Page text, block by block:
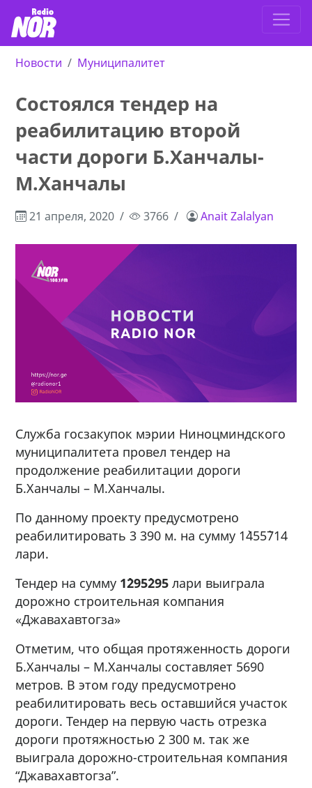
Новости Муниципалитет
Состоялся тендер на
реабилитацию второй
части дороги Б.Ханчалы-
М.Ханчалы
21 апреля, 2020 3766 Anait Zalalyan
Служба госзакупок мэрии Ниноцминдского
муниципалитета провел тендер на
продолжение реабилитации дороги
Б.Ханчалы – М.Ханчалы.
По данному проекту предусмотрено
реабилитировать 3 390 м. на сумму 1`455`714
лари.
Тендер на сумму 1`295`295 лари выиграла
дорожно строительная компания
«Джавахавтогза»
Отметим, что общая протяженность дороги
Б.Ханчалы – М.Ханчалы составляет 5690
метров. В этом году предусмотрено
реабилитировать весь оставшийся участок
дороги. Тендер на первую часть отрезка
дороги протяжностью 2 300 м. так же
выиграла дорожно-строительная компания
“Джавахавтогза”.